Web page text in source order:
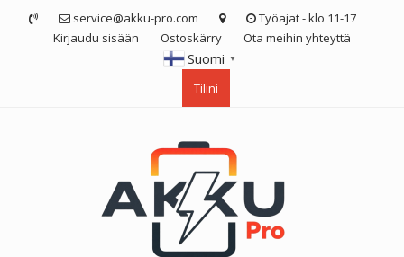
service@akku-pro.com
Työajat - klo 11-17
Kirjaudu sisään
Ostoskärry Ota meihin yhteyttä
Suomi ▼
Tilini